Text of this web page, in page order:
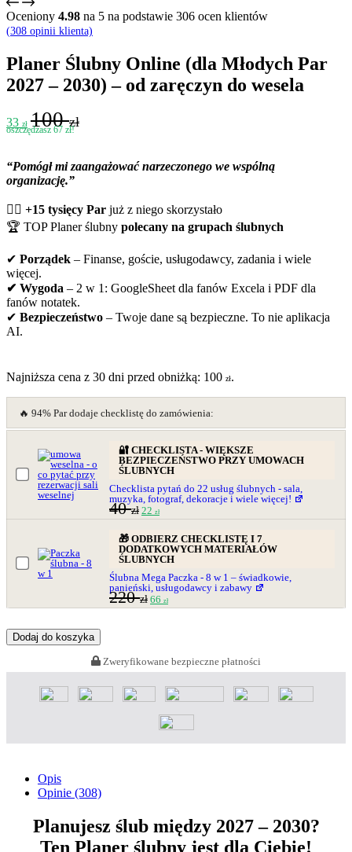
Oceniony 4.98 na 5 na podstawie 306 ocen klientów
(308 opinii klienta)
Planer Ślubny Online (dla Młodych Par
2027 – 2030) – od zaręczyn do wesela
33 zł 100zł
oszczędzasz 67 zł!
“Pomógł mi zaangażować narzeczonego we wspólną
organizację.”
👰‍♂️ +15 tysięcy Par już z niego skorzystało
🏆 TOP Planer ślubny polecany na grupach ślubnych
✔ Porządek – Finanse, goście, usługodawcy, zadania i wiele
więcej.
✔ Wygoda – 2 w 1: GoogleSheet dla fanów Excela i PDF dla
fanów notatek.
✔ Bezpieczeństwo – Twoje dane są bezpieczne. To nie aplikacja
AI.
Najniższa cena z 30 dni przed obniżką: 100 zł.
🔥 94% Par dodaje checklistę do zamówienia:
🔐 CHECKLISTA - WIĘKSZE
BEZPIECZEŃSTWO PRZY UMOWACH
ŚLUBNYCH
Checklista pytań do 22 usług ślubnych - sala,
muzyka, fotograf, dekoracje i wiele więcej!
40zł 22 zł
🎁 ODBIERZ CHECKLISTĘ I 7
DODATKOWYCH MATERIAŁÓW
ŚLUBNYCH
Ślubna Mega Paczka - 8 w 1 – świadkowie,
panieński, usługodawcy i zabawy
220zł 66 zł
Dodaj do koszyka
Zweryfikowane bezpieczne płatności
Opis
Opinie (308)
Planujesz ślub między 2027 – 2030?
Ten Planer ślubny jest dla Ciebie!